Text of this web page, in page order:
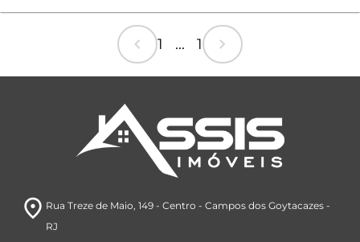
chevron_left 1 ... 1 chevron_right
room Rua Treze de Maio, 149- Centro - Campos dos Goytacazes-
RJ